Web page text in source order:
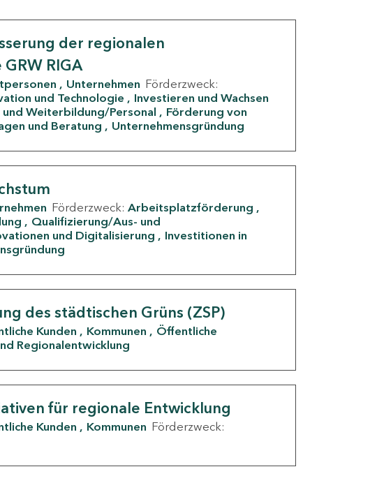
der regionalen
RIGA
Unternehmen Förderzweck:
und Technologie
Investieren und Wachsen
Weiterbildung/Personal
Förderung von
und Beratung Unternehmensgründung
Förderzweck: Arbeitsplatzförderung
Qualifizierung/Aus- und
und Digitalisierung
Investitionen in
des städtischen Grüns (ZSP)
Kunden Kommunen
Öffentliche
Regionalentwicklung
für regionale Entwicklung
Kunden Kommunen Förderzweck: